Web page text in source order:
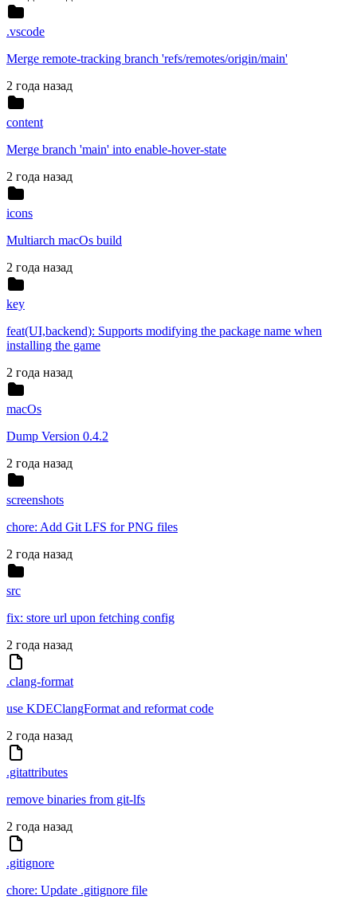
.vscode
Merge remote-tracking branch 'refs/remotes/origin/main'
2 года назад
content
Merge branch 'main' into enable-hover-state
2 года назад
icons
Multiarch macOs build
2 года назад
key
feat(UI,backend): Supports modifying the package name when
installing the game
2 года назад
macOs
Dump Version 0.4.2
2 года назад
screenshots
chore: Add Git LFS for PNG files
2 года назад
src
fix: store url upon fetching config
2 года назад
.clang-format
use KDEClangFormat and reformat code
2 года назад
.gitattributes
remove binaries from git-lfs
2 года назад
.gitignore
chore: Update .gitignore file